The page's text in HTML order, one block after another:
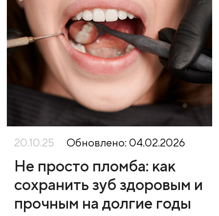
20.10.25 Обновлено: 04.02.2026
Не просто пломба: как
сохранить зуб здоровым и
прочным на долгие годы